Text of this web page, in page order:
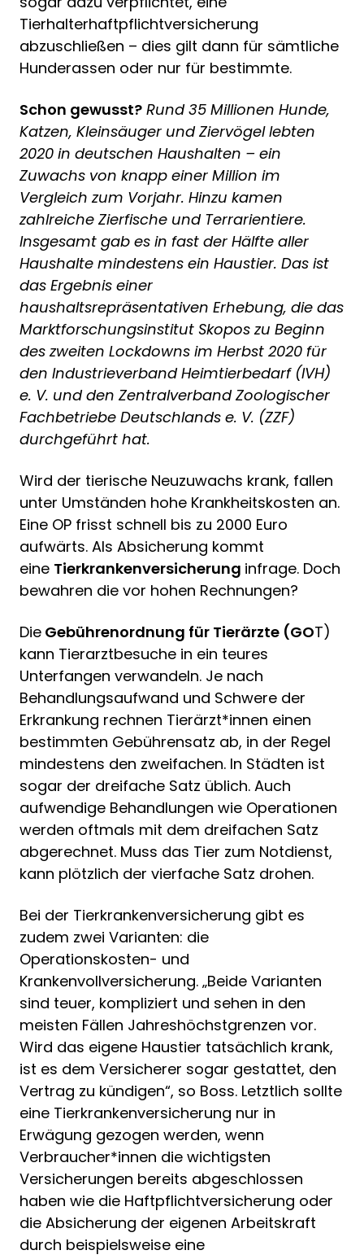
Tierhalterhaftpflichtversicherung
abzuschließen – dies gilt dann für sämtliche
Hunderassen oder nur für bestimmte.
Schon gewusst? Rund 35 Millionen Hunde,
Katzen, Kleinsäuger und Ziervögel lebten
2020 in deutschen Haushalten – ein
Zuwachs von knapp einer Million im
Vergleich zum Vorjahr. Hinzu kamen
zahlreiche Zierfische und Terrarientiere.
Insgesamt gab es in fast der Hälfte aller
Haushalte mindestens ein Haustier. Das ist
das Ergebnis einer
haushaltsrepräsentativen Erhebung, die das
Marktforschungsinstitut Skopos zu Beginn
des zweiten Lockdowns im Herbst 2020 für
den Industrieverband Heimtierbedarf (IVH)
e. V. und den Zentralverband Zoologischer
Fachbetriebe Deutschlands e. V. (ZZF)
durchgeführt hat.
Wird der tierische Neuzuwachs krank, fallen
unter Umständen hohe Krankheitskosten an.
Eine OP frisst schnell bis zu 2000 Euro
aufwärts. Als Absicherung kommt
eine Tierkrankenversicherung infrage. Doch
bewahren die vor hohen Rechnungen?
Die Gebührenordnung für Tierärzte (GOT)
kann Tierarztbesuche in ein teures
Unterfangen verwandeln. Je nach
Behandlungsaufwand und Schwere der
Erkrankung rechnen Tierärzt*innen einen
bestimmten Gebührensatz ab, in der Regel
mindestens den zweifachen. In Städten ist
sogar der dreifache Satz üblich. Auch
aufwendige Behandlungen wie Operationen
werden oftmals mit dem dreifachen Satz
abgerechnet. Muss das Tier zum Notdienst,
kann plötzlich der vierfache Satz drohen.
Bei der Tierkrankenversicherung gibt es
zudem zwei Varianten: die
Operationskosten- und
Krankenvollversicherung. „Beide Varianten
sind teuer, kompliziert und sehen in den
meisten Fällen Jahreshöchstgrenzen vor.
Wird das eigene Haustier tatsächlich krank,
ist es dem Versicherer sogar gestattet, den
Vertrag zu kündigen“, so Boss. Letztlich sollte
eine Tierkrankenversicherung nur in
Erwägung gezogen werden, wenn
Verbraucher*innen die wichtigsten
Versicherungen bereits abgeschlossen
haben wie die Haftpflichtversicherung oder
die Absicherung der eigenen Arbeitskraft
durch beispielsweise eine